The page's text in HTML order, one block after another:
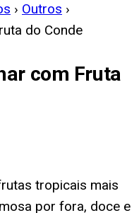
› Outros ›
do Conde
com Fruta
tropicais mais
por fora, doce e